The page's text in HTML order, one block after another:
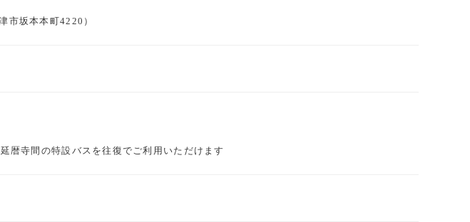
市坂本本町4220）
暦寺間の特設バスを往復でご利用いただけます